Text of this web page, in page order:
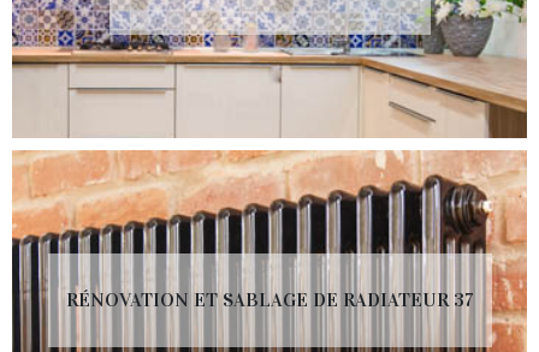
RÉNOVATION ET SABLAGE DE RADIATEUR 37